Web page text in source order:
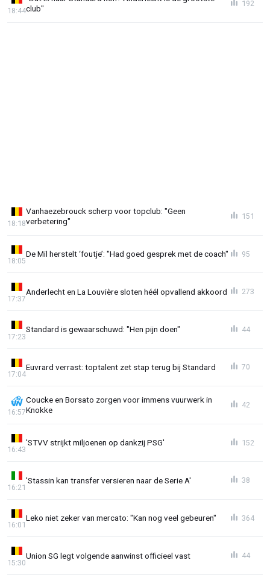
club"
18:44
192
Vanhaezebrouck scherp voor topclub: "Geen
verbetering"
18:18
151
De Mil herstelt ‘foutje’: "Had goed gesprek met de coach"
18:05
95
Anderlecht en La Louvière sloten héél opvallend akkoord
17:37
273
Standard is gewaarschuwd: "Hen pijn doen"
17:23
44
Euvrard verrast: toptalent zet stap terug bij Standard
17:04
70
Coucke en Borsato zorgen voor immens vuurwerk in
Knokke
16:57
42
'STVV strijkt miljoenen op dankzij PSG'
16:43
152
'Stassin kan transfer versieren naar de Serie A'
16:21
38
Leko niet zeker van mercato: "Kan nog veel gebeuren"
16:01
364
Union SG legt volgende aanwinst officieel vast
15:30
44